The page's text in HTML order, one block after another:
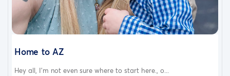
Home to AZ
Hey all, I’m not even sure where to start here., o...